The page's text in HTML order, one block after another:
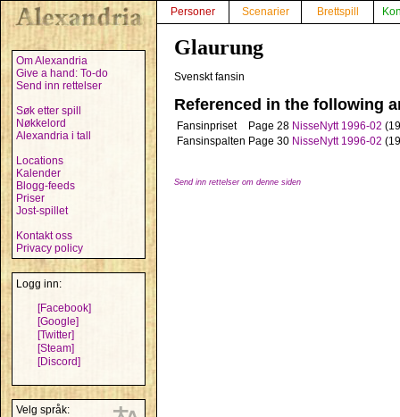
Om Alexandria
Give a hand: To-do
Send inn rettelser
Søk etter spill
Nøkkelord
Alexandria i tall
Locations
Kalender
Blogg-feeds
Priser
Jost-spillet
Kontakt oss
Privacy policy
Logg inn:
[Facebook]
[Google]
[Twitter]
[Steam]
[Discord]
Velg språk:
Personer Scenarier Brettspill
Glaurung
Svenskt fansin
Referenced in the following
Fansinpriset Page 28 NisseNytt 1996-02
Fansinspalten Page 30 NisseNytt 1996-02
Send inn rettelser om denne siden